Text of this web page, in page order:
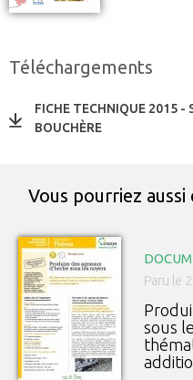
Téléchargements
FICHE TECHNIQUE 2015 -
BOUCHÈRE
Vous pourriez
Paru le
sous